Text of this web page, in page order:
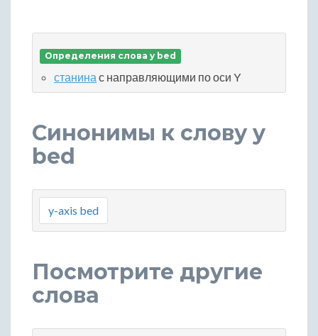
Определения слова y bed
станина с направляющими по оси Y
Синонимы к слову y
bed
y-axis bed
Посмотрите другие
слова